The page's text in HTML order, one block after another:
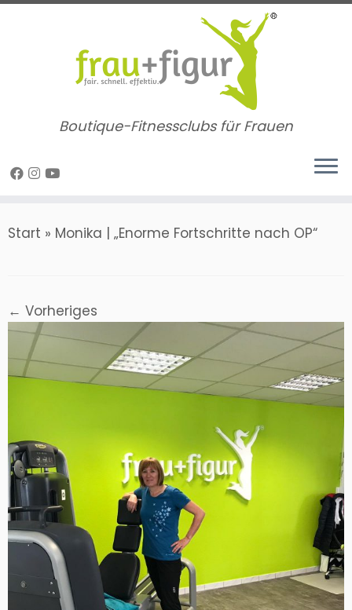
Zum
Boutique-Fitnessclubs für Frauen
Start » Monika | „Enorme Fortschritte nach OP“
← Vorheriges